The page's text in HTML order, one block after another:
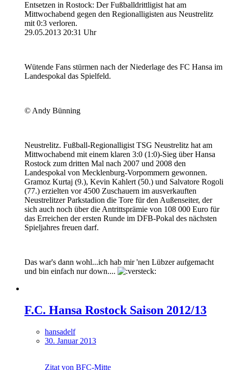
Entsetzen in Rostock: Der Fußballdrittligist hat am
Mittwochabend gegen den Regionalligisten aus Neustrelitz
mit 0:3 verloren.
29.05.2013 20:31 Uhr
Wütende Fans stürmen nach der Niederlage des FC Hansa im
Landespokal das Spielfeld.
© Andy Bünning
Neustrelitz. Fußball-Regionalligist TSG Neustrelitz hat am
Mittwochabend mit einem klaren 3:0 (1:0)-Sieg über Hansa
Rostock zum dritten Mal nach 2007 und 2008 den
Landespokal von Mecklenburg-Vorpommern gewonnen.
Gramoz Kurtaj (9.), Kevin Kahlert (50.) und Salvatore Rogoli
(77.) erzielten vor 4500 Zuschauern im ausverkauften
Neustrelitzer Parkstadion die Tore für den Außenseiter, der
sich auch noch über die Antrittsprämie von 108 000 Euro für
das Erreichen der ersten Runde im DFB-Pokal des nächsten
Spieljahres freuen darf.
Das war's dann wohl...ich hab mir 'nen Lübzer aufgemacht
und bin einfach nur down....
F.C. Hansa Rostock Saison 2012/13
hansadelf
30. Januar 2013
Zitat von BFC-Mitte